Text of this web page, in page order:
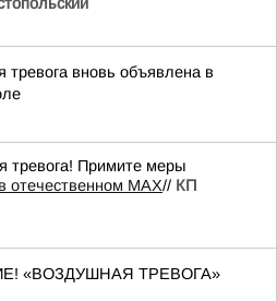
тревога вновь объявлена в
тревога! Примите меры
отечественном MAX// КП
«ВОЗДУШНАЯ ТРЕВОГА»